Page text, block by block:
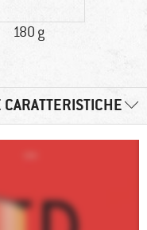
180 g